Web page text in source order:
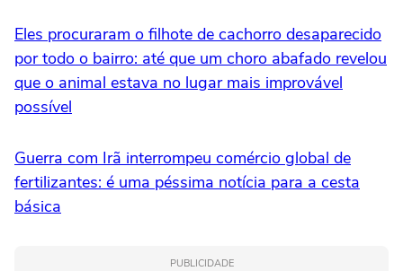
Eles procuraram o filhote de cachorro desaparecido
por todo o bairro: até que um choro abafado revelou
que o animal estava no lugar mais improvável
possível
Guerra com Irã interrompeu comércio global de
fertilizantes: é uma péssima notícia para a cesta
básica
PUBLICIDADE